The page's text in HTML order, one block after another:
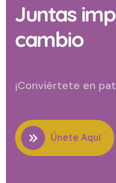
Juntas
cambio
¡Conviértete en
Únete Aquí